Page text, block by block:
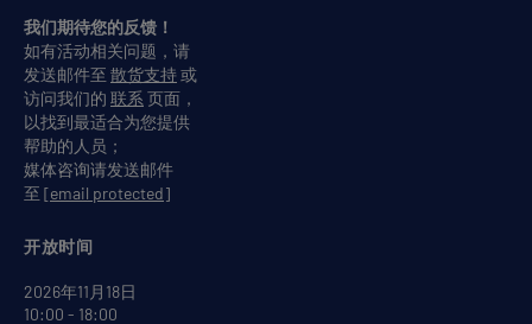
开放时间
2026年11月18日
10:00 - 18:00
我们期待您的反馈！
如有活动相关问题，请
发送邮件至 散货支持或
访问我们的 联系 页面，
以找到最适合为您提供
帮助的人员；
媒体咨询请发送邮件
至 [email protected]